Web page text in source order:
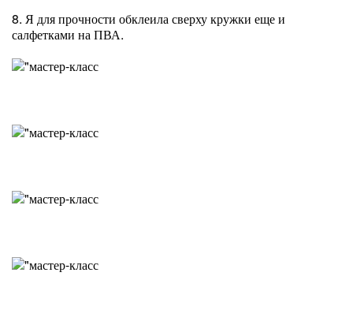
8. Я для прочности обклеила сверху кружки еще и
салфетками на ПВА.